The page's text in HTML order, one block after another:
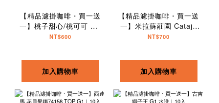
【精品濾掛咖啡・買一送
一】桃子甜心/桃可可 G1
水洗｜10入
NT$600
加入購物車
【精品濾掛咖啡・買一送
一】米拉蘇莊園 Catajo
藝伎拼配｜10入
NT$700
加入購物車